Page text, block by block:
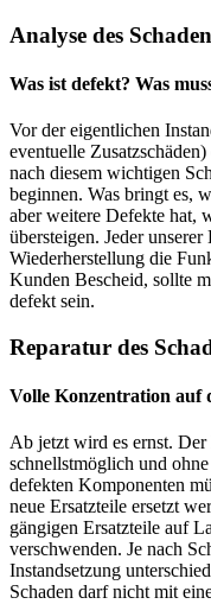
Analyse des
Was ist defekt? Was
Vor der eigentlichen
eventuelle
nach diesem wichtigen
beginnen. Was bringt es,
aber weitere Defekte hat,
übersteigen. Jeder
Wiederherstellung die
Kunden Bescheid, sollte
defekt sein.
Reparatur des
Volle Konzentration auf
Ab jetzt wird es ernst.
schnellstmöglich und
defekten Komponenten
neue Ersatzteile ersetzt
gängigen Ersatzteile auf
verschwenden. Je nach
Instandsetzung
Schaden darf nicht mit